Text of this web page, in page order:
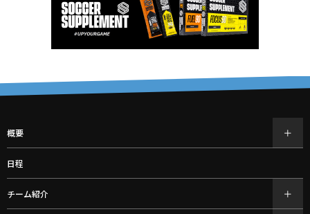
概要
日程
チーム紹介